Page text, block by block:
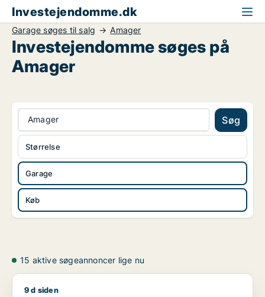
Investejendomme.dk
Garage søges til salg Amager
Investejendomme søges på
Amager
Amager Søg
Garage
Køb
Størrelse
15 aktive søgeannoncer lige nu
Emil søger kontor, lager, værksted, butik, klinik, restaurant,
9 d siden